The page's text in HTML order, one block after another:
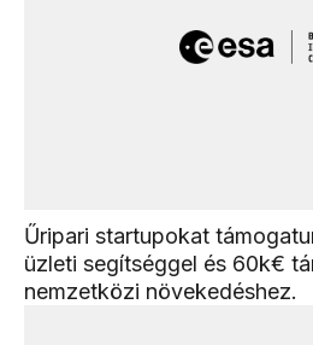
Űripari startupokat
üzleti segítséggel és 60k€
nemzetközi növekedéshez.